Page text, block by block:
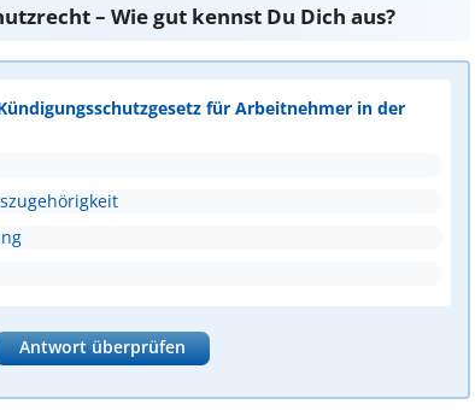
– Wie gut kennst Du Dich aus?
für Arbeitnehmer in der
Antwort überprüfen